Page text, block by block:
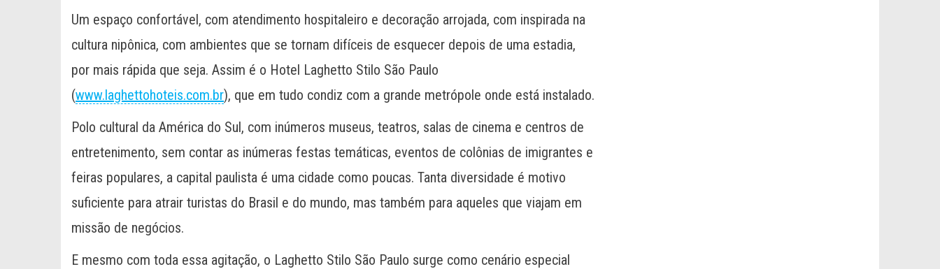
Um espaço confortável, com atendimento hospitaleiro e decoração arrojada, com inspirada na
cultura nipônica, com ambientes que se tornam difíceis de esquecer depois de uma estadia,
por mais rápida que seja. Assim é o Hotel Laghetto Stilo São Paulo
(www.laghettohoteis.com.br), que em tudo condiz com a grande metrópole onde está instalado.
Polo cultural da América do Sul, com inúmeros museus, teatros, salas de cinema e centros de
entretenimento, sem contar as inúmeras festas temáticas, eventos de colônias de imigrantes e
feiras populares, a capital paulista é uma cidade como poucas. Tanta diversidade é motivo
suficiente para atrair turistas do Brasil e do mundo, mas também para aqueles que viajam em
missão de negócios.
E mesmo com toda essa agitação, o Laghetto Stilo São Paulo surge como cenário especial